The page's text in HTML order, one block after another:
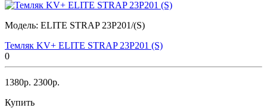
Модель: ELITE STRAP 23P201/(S)
Темляк KV+ ELITE STRAP 23P201 (S)
0
1380р. 2300р.
Купить